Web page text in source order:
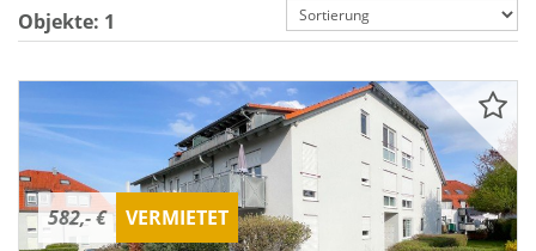
Objekte: 1
582,- € VERMIETET